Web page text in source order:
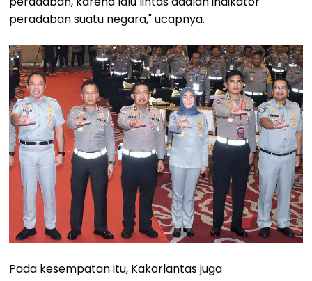
peradaban suatu negara," ucapnya.
Pada kesempatan itu, Kakorlantas juga